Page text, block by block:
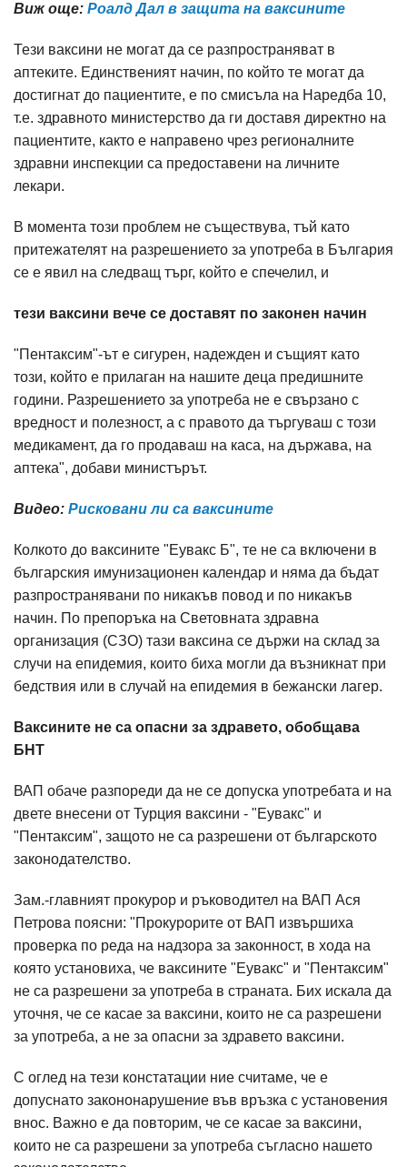
Виж още: Роалд Дал в защита на ваксините
Тези ваксини не могат да се разпространяват в
аптеките. Единственият начин, по който те могат да
достигнат до пациентите, е по смисъла на Наредба 10,
т.е. здравното министерство да ги доставя директно на
пациентите, както е направено чрез регионалните
здравни инспекции са предоставени на личните
лекари.
В момента този проблем не съществува, тъй като
притежателят на разрешението за употреба в България
се е явил на следващ търг, който е спечелил, и
тези ваксини вече се доставят по законен начин
"Пентаксим"-ът е сигурен, надежден и същият като
този, който е прилаган на нашите деца предишните
години. Разрешението за употреба не е свързано с
вредност и полезност, а с правото да търгуваш с този
медикамент, да го продаваш на каса, на държава, на
аптека", добави министърът.
Видео: Рисковани ли са ваксините
Колкото до ваксините "Еувакс Б", те не са включени в
българския имунизационен календар и няма да бъдат
разпространявани по никакъв повод и по никакъв
начин. По препоръка на Световната здрaвна
организация (СЗО) тази ваксина се държи на склад за
случи на епидемия, които биха могли да възникнат при
бедствия или в случай на епидемия в бежански лагер.
Ваксините не са опасни за здравето, обобщава
БНТ
ВАП обаче разпореди да не се допуска употребата и на
двете внесени от Турция ваксини - "Еувакс" и
"Пентаксим", защото не са разрешени от българското
законодателство.
Зам.-главният прокурор и ръководител на ВАП Ася
Петрова поясни: "Прокурорите от ВАП извършиха
проверка по реда на надзора за законност, в хода на
която установиха, че ваксините "Еувакс" и "Пентаксим"
не са разрешени за употреба в страната. Бих искала да
уточня, че се касае за ваксини, които не са разрешени
за употреба, а не за опасни за здравето ваксини.
С оглед на тези констатации ние считаме, че е
допуснато закононарушение във връзка с установения
внос. Важно е да повторим, че се касае за ваксини,
които не са разрешени за употреба съгласно нашето